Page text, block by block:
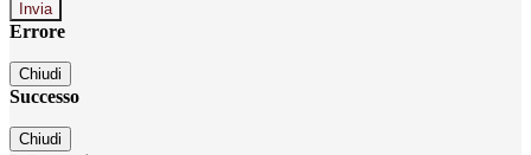
Errore
Chiudi
Successo
Chiudi